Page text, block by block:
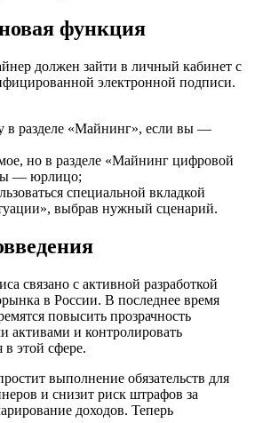
функция
должен зайти в личный кабинет с
электронной подписи.
в разделе «Майнинг», если вы —
но в разделе «Майнинг цифровой
— юрлицо;
специальной вкладкой
выбрав нужный сценарий.
связано с активной разработкой
в России. В последнее время
повысить прозрачность
активами и контролировать
в этой сфере.
выполнение обязательств для
и снизит риск штрафов за
доходов. Теперь